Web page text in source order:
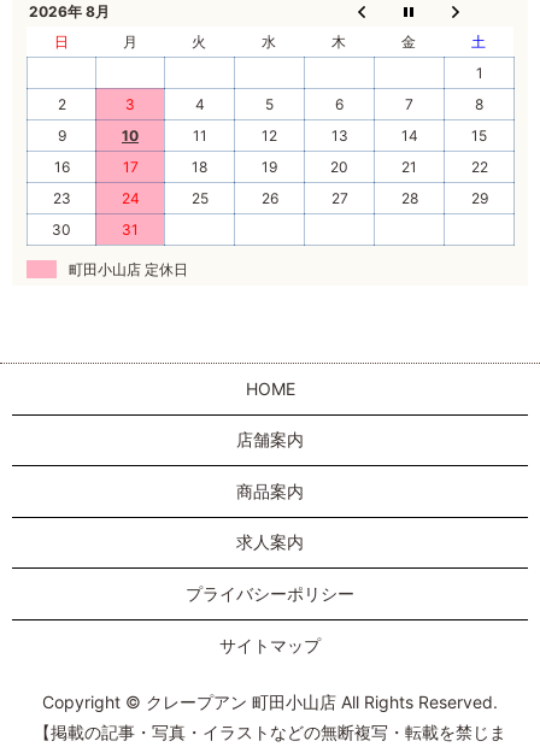
2026年 8月
日
月 火 水 木 金
土
1
2
3 4 5 6 7
8
9
10 11 12 13 14
15
16
17 18 19 20 21
22
23
24 25 26 27 28
29
30
31
町田小山店 定休日
HOME
店舗案内
商品案内
求人案内
プライバシーポリシー
サイトマップ
Copyright © クレープアン 町田小山店 All Rights Reserved.
【掲載の記事・写真・イラストなどの無断複写・転載を禁じま